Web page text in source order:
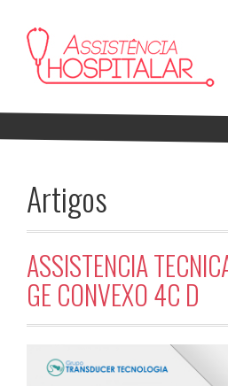
Artigos
ASSISTENCIA
GE CONVEXO 4C D